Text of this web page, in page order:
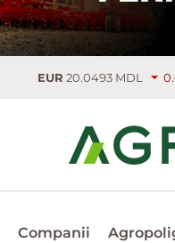
MDL 0.0043
Companii